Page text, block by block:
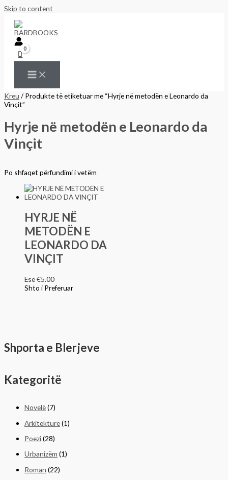
Skip to content
Shporta e Blerjeve
Kategoritë
Novelë(7)
Arkitekturë(1)
Poezi(28)
Urbanizëm (1)
Roman (22)
Kreu / Produkte të etiketuar me “Hyrje në metodën e Leonardo da
Vinçit”
Hyrje në metodën e Leonardo da
Vinçit
Po shfaqet përfundimi i vetëm
HYRJE NË
METODËN E
LEONARDO DA
VINÇIT
Ese€5.00
Shto i Preferuar